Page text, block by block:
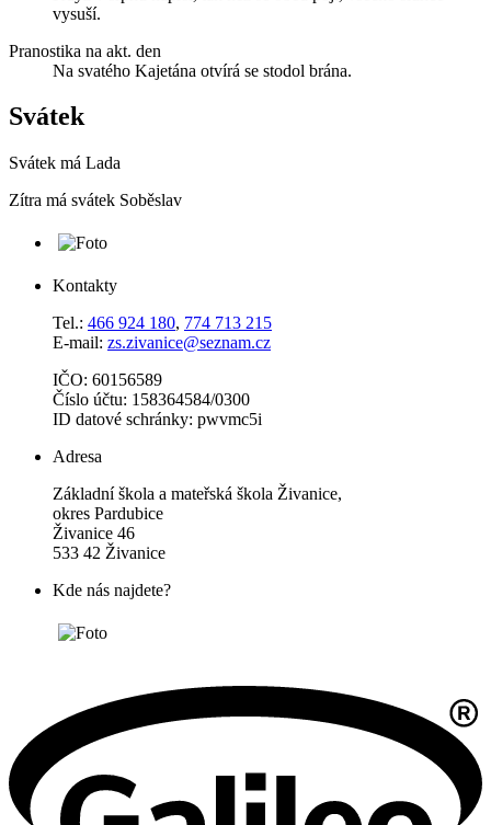
vysuší.
Pranostika na akt. den
Na svatého Kajetána otvírá se stodol brána.
Svátek
Svátek má Lada
Zítra má svátek Soběslav
Kontakty
Tel.: 466 924 180, 774 713 215
E-mail: zs.zivanice@seznam.cz
IČO: 60156589
Číslo účtu: 158364584/0300
ID datové schránky: pwvmc5i
Adresa
Základní škola a mateřská škola Živanice,
okres Pardubice
Živanice 46
533 42 Živanice
Kde nás najdete?